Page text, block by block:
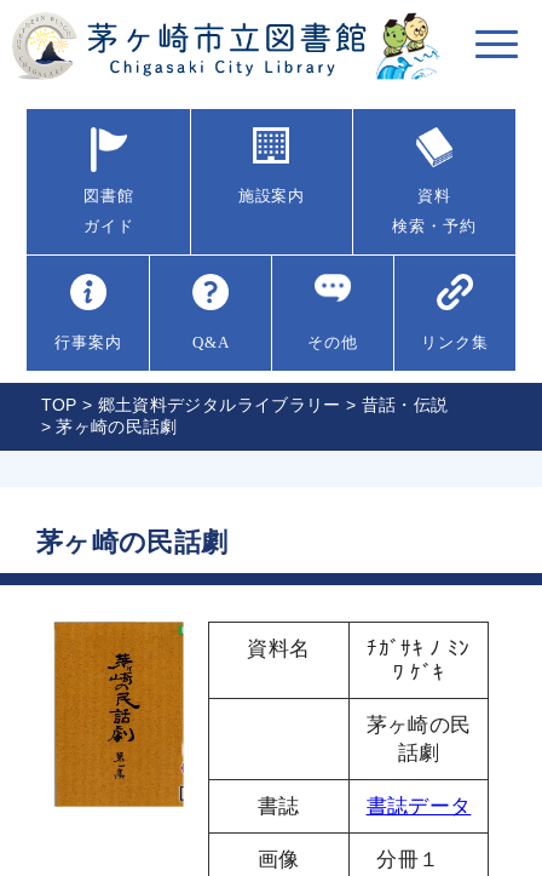
図書館
ガイド
施設案内
資料
検索・予約
行事案内 Q&A その他 リンク集
TOP > 郷土資料デジタルライブラリー > 昔話・伝説
> 茅ヶ崎の民話劇
茅ヶ崎の民話劇
資料名
ﾁｶﾞｻｷ ﾉ ﾐﾝ
ﾜ ｹﾞｷ
茅ヶ崎の民
話劇
書誌 書誌データ
画像
分冊１